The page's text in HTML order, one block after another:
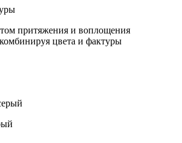
притяжения и воплощения
цвета и фактуры